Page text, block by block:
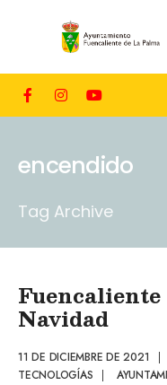
encendido
Tag Archive
Navidad
11 DE DICIEMBRE DE 2021 |
TECNOLOGÍAS
|